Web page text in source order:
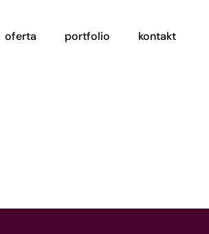
oferta portfolio kontakt